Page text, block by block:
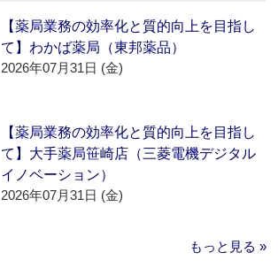
【薬局業務の効率化と質的向上を目指し
て】わかば薬局（東邦薬品）
2026年07月31日 (金)
【薬局業務の効率化と質的向上を目指し
て】大手薬局笹崎店（三菱電機デジタル
イノベーション）
2026年07月31日 (金)
もっと見る »